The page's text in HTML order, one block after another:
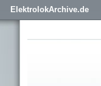
ElektrolokArchive.de